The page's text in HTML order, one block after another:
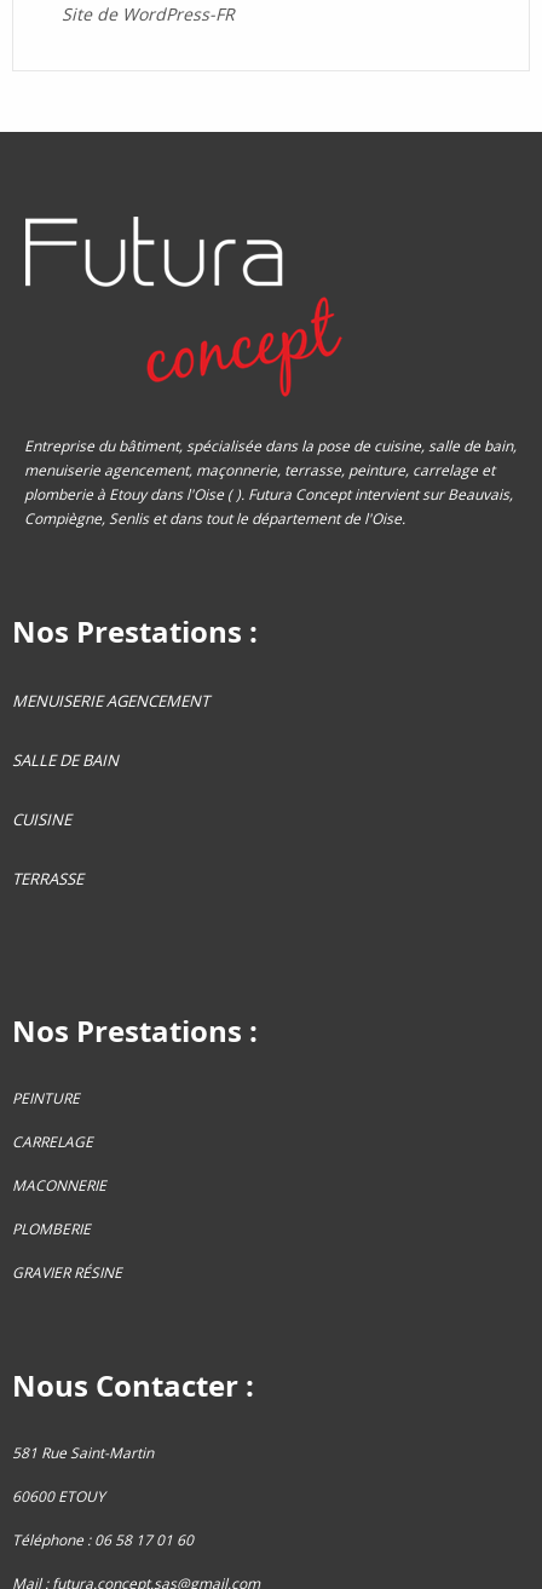
Site de WordPress-FR
Entreprise du bâtiment, spécialisée dans la pose de cuisine, salle de bain,
menuiserie agencement, maçonnerie, terrasse, peinture, carrelage et
plomberie à Etouy dans l'Oise ( ). Futura Concept intervient sur Beauvais,
Compiègne, Senlis et dans tout le département de l'Oise.
Nos Prestations :
MENUISERIE AGENCEMENT
SALLE DE BAIN
CUISINE
TERRASSE
Nos Prestations :
PEINTURE
CARRELAGE
MACONNERIE
PLOMBERIE
GRAVIER RÉSINE
Nous Contacter :
581 Rue Saint-Martin
60600 ETOUY
Téléphone : 06 58 17 01 60
Mail :futura.concept.sas@gmail.com